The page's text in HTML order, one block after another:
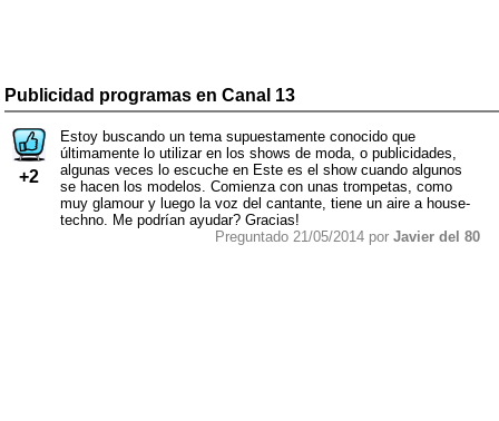
Publicidad programas en Canal 13
+2
Estoy buscando un tema supuestamente conocido que
últimamente lo utilizar en los shows de moda, o publicidades,
algunas veces lo escuche en Este es el show cuando algunos
se hacen los modelos. Comienza con unas trompetas, como
muy glamour y luego la voz del cantante, tiene un aire a house-
techno. Me podrían ayudar? Gracias!
Preguntado 21/05/2014 por Javier del 80